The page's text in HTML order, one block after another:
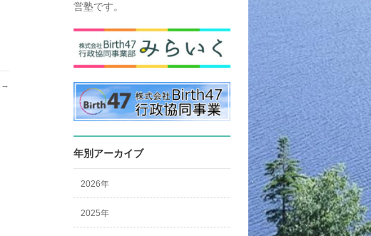
→
営塾です。
年別アーカイブ
2026年
2025年